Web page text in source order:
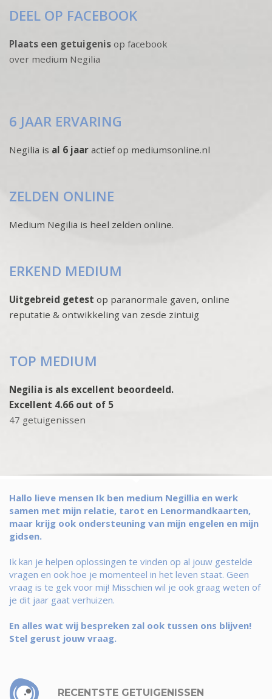
DEEL OP FACEBOOK
Plaats een getuigenis op facebook
over medium Negilia
6 JAAR ERVARING
Negilia is al 6 jaar actief op mediumsonline.nl
ZELDEN ONLINE
Medium Negilia is heel zelden online.
ERKEND MEDIUM
Uitgebreid getest op paranormale gaven, online
reputatie & ontwikkeling van zesde zintuig
TOP MEDIUM
Negilia is als excellent beoordeeld.
Excellent 4.66 out of 5
47 getuigenissen
Hallo lieve mensen Ik ben medium Negillia en werk
samen met mijn relatie, tarot en Lenormandkaarten,
maar krijg ook ondersteuning van mijn engelen en mijn
gidsen.
Ik kan je helpen oplossingen te vinden op al jouw gestelde
vragen en ook hoe je momenteel in het leven staat. Geen
vraag is te gek voor mij! Misschien wil je ook graag weten of
je dit jaar gaat verhuizen.
En alles wat wij bespreken zal ook tussen ons blijven!
Stel gerust jouw vraag.
RECENTSTE GETUIGENISSEN